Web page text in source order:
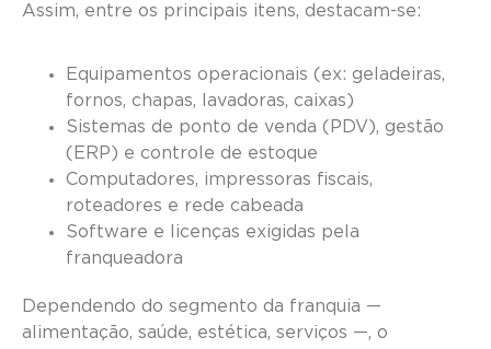
Assim, entre os principais itens, destacam-se:
Equipamentos operacionais (ex: geladeiras,
fornos, chapas, lavadoras, caixas)
Sistemas de ponto de venda (PDV), gestão
(ERP) e controle de estoque
Computadores, impressoras fiscais,
roteadores e rede cabeada
Software e licenças exigidas pela
franqueadora
Dependendo do segmento da franquia —
alimentação, saúde, estética, serviços —, o